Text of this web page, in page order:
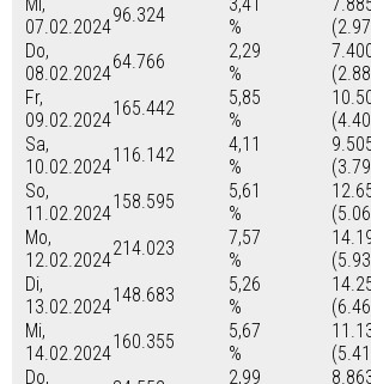
07.02.2024
96.324
%
Do,
08.02.2024
64.766
2,29
%
Fr,
09.02.2024
165.442
5,85
%
Sa,
10.02.2024
116.142
4,11
%
So,
11.02.2024
158.595
5,61
%
Mo,
12.02.2024
214.023
7,57
%
Di,
13.02.2024
148.683
5,26
%
Mi,
14.02.2024
160.355
5,67
%
Do,
2,99